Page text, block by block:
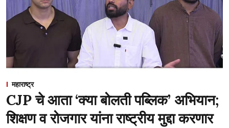
महाराष्ट्र
CJP चे आता ‘क्या बोलती पब्लिक’ अभियान;
शिक्षण व रोजगार यांना राष्ट्रीय मुद्दा करणार